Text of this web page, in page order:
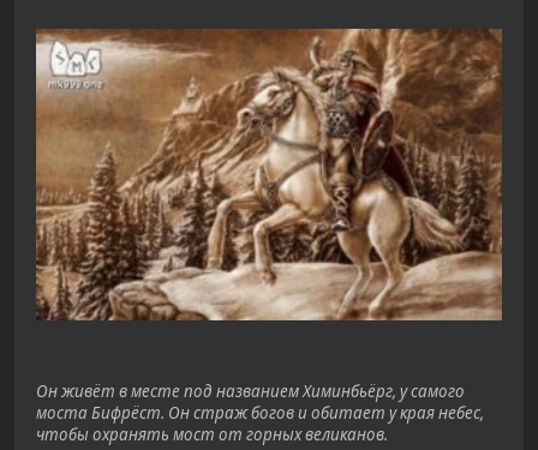
Он живёт в месте под названием Химинбьёрг, у самого
моста Бифрёст. Он страж богов и обитает у края небес,
чтобы охранять мост от горных великанов.